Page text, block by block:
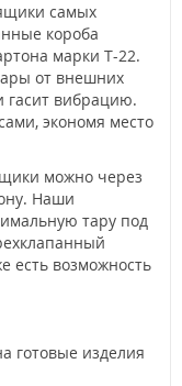
самых
короба
марки Т-22.
от внешних
гасит вибрацию.
экономя место
можно через
Наши
тару под
есть возможность
готовые изделия